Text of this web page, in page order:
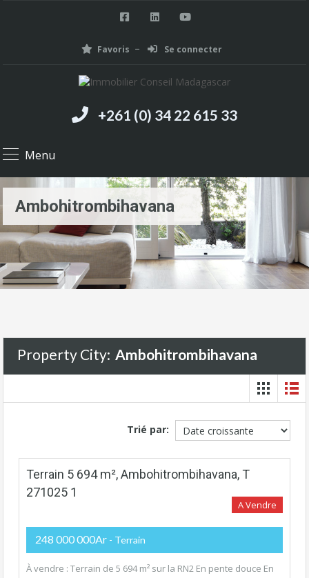
Favoris Se connecter
+261 (0) 34 22 615 33
Menu
Ambohitrombihavana
Property City: Ambohitrombihavana
Trié par:
Terrain 5 694 m², Ambohitrombihavana, T
271025 1
A Vendre
248 000 000Ar - Terrain
À vendre : Terrain de 5 694 m² sur la RN2 En pente douce En